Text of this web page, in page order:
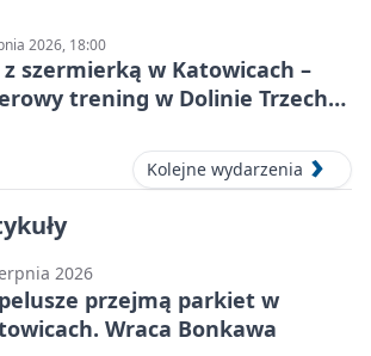
2026, 18:00
szermierką w Katowicach –
trening w Dolinie Trzech
Kolejne wydarzenia
2026
przejmą parkiet w
Wraca Bonkawa